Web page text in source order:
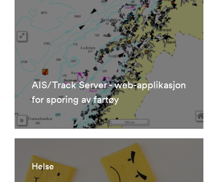
AIS/Track Server - web-applikasjon
for sporing av fartøy
Helse